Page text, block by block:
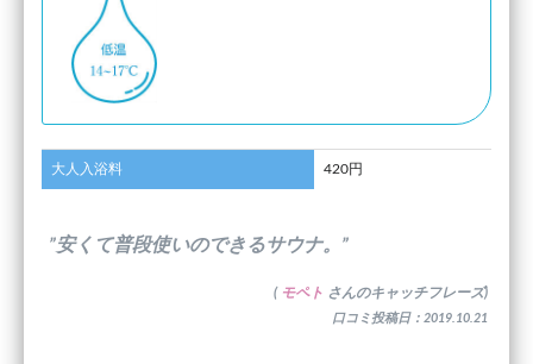
大人入浴料 420円
”安くて普段使いのできるサウナ。”
( モペト さんのキャッチフレーズ)
口コミ投稿日：2019.10.21